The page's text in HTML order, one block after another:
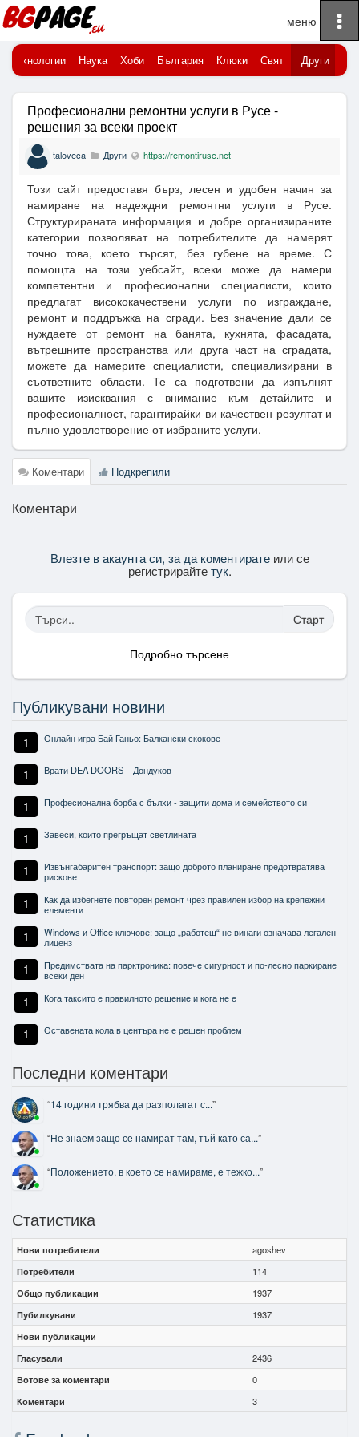
Начало
Технологии Наука Хоби България Клюки Свят Други
Професионални ремонтни услуги в Русе -
решения за всеки проект
taloveca Други https://remontiruse.net
Този сайт предоставя бърз, лесен и удобен начин за
намиране на надеждни ремонтни услуги в Русе.
Структурираната информация и добре организираните
категории позволяват на потребителите да намерят
точно това, което търсят, без губене на време. С
помощта на този уебсайт, всеки може да намери
компетентни и професионални специалисти, които
предлагат висококачествени услуги по изграждане,
ремонт и поддръжка на сгради. Без значение дали се
нуждаете от ремонт на банята, кухнята, фасадата,
вътрешните пространства или друга част на сградата,
можете да намерите специалисти, специализирани в
съответните области. Те са подготвени да изпълнят
вашите изисквания с внимание към детайлите и
професионалност, гарантирайки ви качествен резултат и
пълно удовлетворение от избраните услуги.
Коментари Подкрепили
Коментари
Влезте в акаунта си, за да коментиратеили се
регистрирайтетук.
Старт
Подробно търсене
Публикувани новини
1 Онлайн игра Бай Ганьо: Балкански скокове
1 Врати DEA DOORS – Дондуков
1 Професионална борба с бълхи - защити дома и семейството си
1 Завеси, които прегръщат светлината
1
Извънгабаритен транспорт: защо доброто планиране предотвратява
рискове
1
Как да избегнете повторен ремонт чрез правилен избор на крепежни
елементи
1
Windows и Office ключове: защо „работещ“ не винаги означава легален
лиценз
1
Предимствата на парктроника: повече сигурност и по-лесно паркиране
всеки ден
1 Кога таксито е правилното решение и кога не е
1 Оставената кола в центъра не е решен проблем
Последни коментари
“14 години трябва да разполагат с...”
“Не знаем защо се намират там, тъй като са...”
“Положението, в което се намираме, е тежко...”
Статистика
Нови потребители
agoshev
Потребители
114
Общо публикации
1937
Пубилкувани
1937
Нови публикации
Гласували
2436
Вотове за коментари
0
Коментари
3